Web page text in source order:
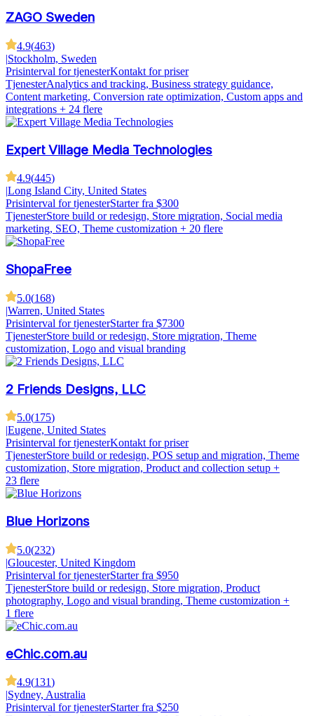
ZAGO Sweden
4.9(463)
|Stockholm, Sweden
Prisinterval for tjenesterKontakt for priser
TjenesterAnalytics and tracking, Business strategy guidance,
Content marketing, Conversion rate optimization, Custom apps and
integrations + 24 flere
Expert Village Media Technologies
4.9(445)
Long Island City, United States
Prisinterval for tjenesterStarter fra $300
TjenesterStore build or redesign, Store migration, Social media
marketing, SEO, Theme customization + 20 flere
ShopaFree
5.0(168)
|Warren, United States
Prisinterval for tjenesterStarter fra $7300
TjenesterStore build or redesign, Store migration, Theme
customization, Logo and visual branding
2 Friends Designs, LLC
5.0(175)
|Eugene, United States
Prisinterval for tjenesterKontakt for priser
TjenesterStore build or redesign, POS setup and migration, Theme
customization, Store migration, Product and collection setup +
23 flere
Blue Horizons
5.0(232)
|Gloucester, United Kingdom
Prisinterval for tjenesterStarter fra $950
TjenesterStore build or redesign, Store migration, Product
photography, Logo and visual branding, Theme customization +
1 flere
eChic.com.au
4.9(131)
|Sydney, Australia
Prisinterval for tjenesterStarter fra $250